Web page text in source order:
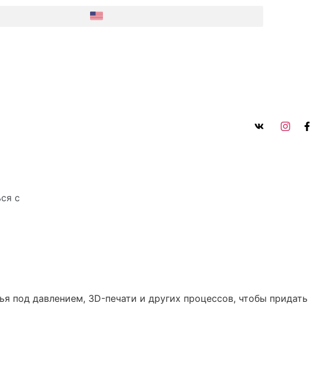
с
под давлением, 3D-печати и других процессов, чтобы придать